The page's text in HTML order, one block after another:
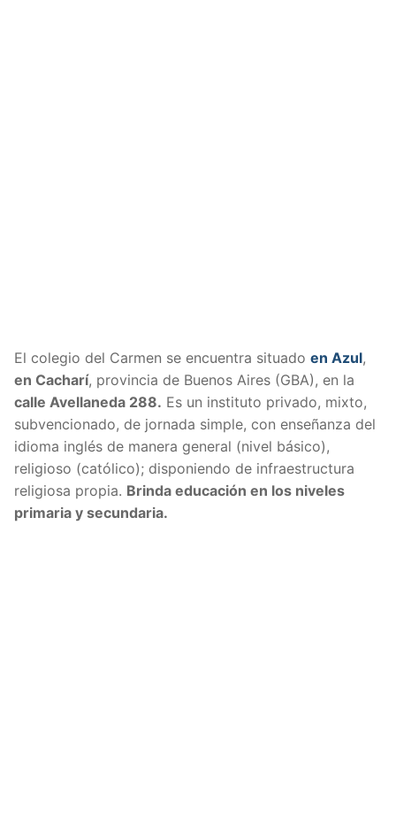
El colegio del Carmen se encuentra situado en Azul,
en Cacharí, provincia de Buenos Aires (GBA), en la
calle Avellaneda 288. Es un instituto privado, mixto,
subvencionado, de jornada simple, con enseñanza del
idioma inglés de manera general (nivel básico),
religioso (católico); disponiendo de infraestructura
religiosa propia. Brinda educación en los niveles
primaria y secundaria.